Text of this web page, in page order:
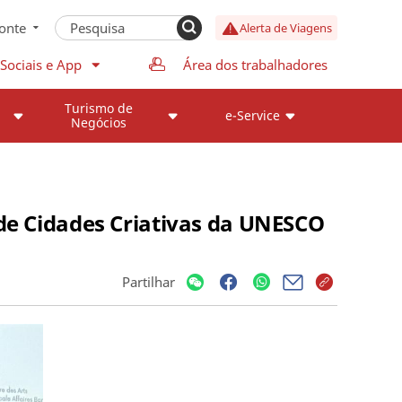
Alerta de Viagens
e App Área dos trabalhadores
Turismo de
Negócios
e-Service
Criativas da UNESCO
Partilhar